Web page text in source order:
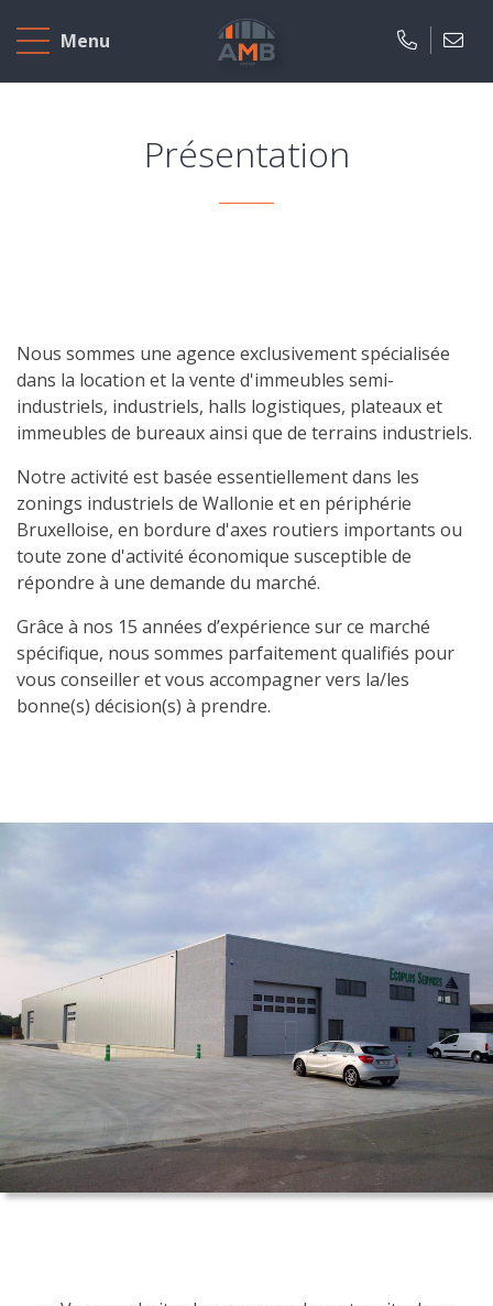
Menu
Accueil
A
Notre
agence
Présentation
Secteur
d'activité
Nos
services
Recrutement
Derniers
nous
Contact
Evaluation
-
Expertise
Présentation
Nous sommes une agence exclusivement spécialisée
dans la location et la vente d'immeubles semi-
industriels, industriels, halls logistiques, plateaux et
immeubles de bureaux ainsi que de terrains industriels.
Notre activité est basée essentiellement dans les
zonings industriels de Wallonie et en périphérie
Bruxelloise, en bordure d'axes routiers importants ou
toute zone d'activité économique susceptible de
répondre à une demande du marché.
Grâce à nos 15 années d’expérience sur ce marché
spécifique, nous sommes parfaitement qualifiés pour
vous conseiller et vous accompagner vers la/les
bonne(s) décision(s) à prendre.